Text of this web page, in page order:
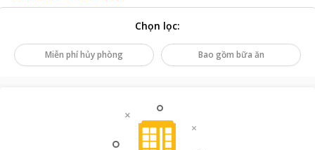
Chọn lọc:
Miễn phí hủy phòng Bao gồm bữa ăn